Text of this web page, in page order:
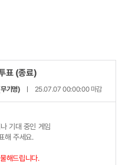
표 (종료)
기명) 25.07.07 00:00:00마감
기대 중인 게임
해 주세요.
해드립니다.